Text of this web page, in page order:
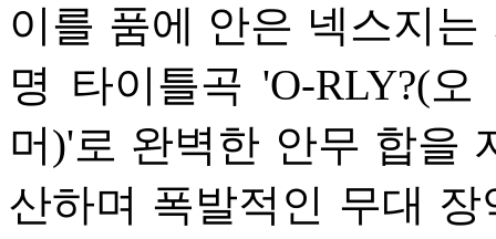
이를 품에 안은 넥스지
명 타이틀곡 'O-RLY?(오
머)'로 완벽한 안무 합을
산하며 폭발적인 무대